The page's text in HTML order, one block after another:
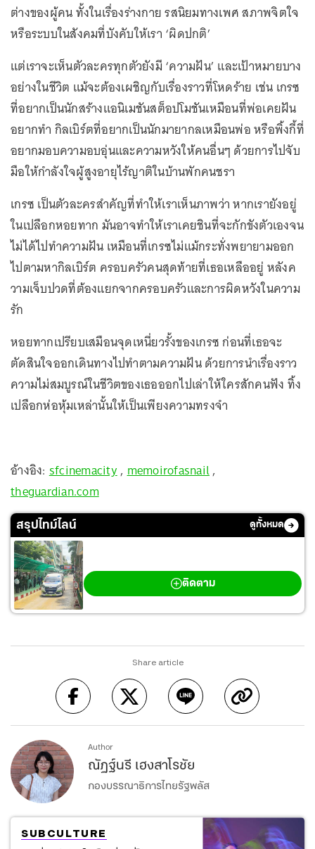
ต่างของผู้คน ทั้งในเรื่องร่างกาย รสนิยมทางเพศ สภาพจิตใจ
หรือระบบในสังคมที่บังคับให้เรา ‘ผิดปกติ’
แต่เราจะเห็นตัวละครทุกตัวยังมี ‘ความฝัน’ และเป้าหมายบาง
อย่างในชีวิต แม้จะต้องเผชิญกับเรื่องราวที่โหดร้าย เช่น เกรซ
ที่อยากเป็นนักสร้างแอนิเมชันสต็อปโมชันเหมือนที่พ่อเคยฝัน
อยากทำ กิลเบิร์ตที่อยากเป็นนักมายากลเหมือนพ่อ หรือพิ้งกี้ที่
อยากมอบความอบอุ่นและความหวังให้คนอื่นๆ ด้วยการไปจับ
มือให้กำลังใจผู้สูงอายุไร้ญาติในบ้านพักคนชรา
เกรซ เป็นตัวละครสำคัญที่ทำให้เราเห็นภาพว่า หากเรายังอยู่
ในเปลือกหอยทาก มันอาจทำให้เราเคยชินที่จะกักขังตัวเองจน
ไม่ได้ไปทำความฝัน เหมือนที่เกรซไม่แม้กระทั่งพยายามออก
ไปตามหากิลเบิร์ต ครอบครัวคนสุดท้ายที่เธอเหลืออยู่ หลังค
วามเจ็บปวดที่ต้องแยกจากครอบครัวและการผิดหวังในความ
รัก
หอยทากเปรียบเสมือนจุดเหนี่ยวรั้งของเกรซ ก่อนที่เธอจะ
ตัดสินใจออกเดินทางไปทำตามความฝัน ด้วยการนำเรื่องราว
ความไม่สมบูรณ์ในชีวิตของเธอออกไปเล่าให้ใครสักคนฟัง ทิ้ง
เปลือกห่อหุ้มเหล่านั้นให้เป็นเพียงความทรงจำ
อ้างอิง:sfcinemacity,memoirofasnail,
theguardian.com
สรุปไทม์ไลน์ ดูทั้งหมด
ติดตาม
Share article
Author
ณัฏฐ์นรี เฮงสาโรชัย
กองบรรณาธิการไทยรัฐพลัส
SUBCULTURE